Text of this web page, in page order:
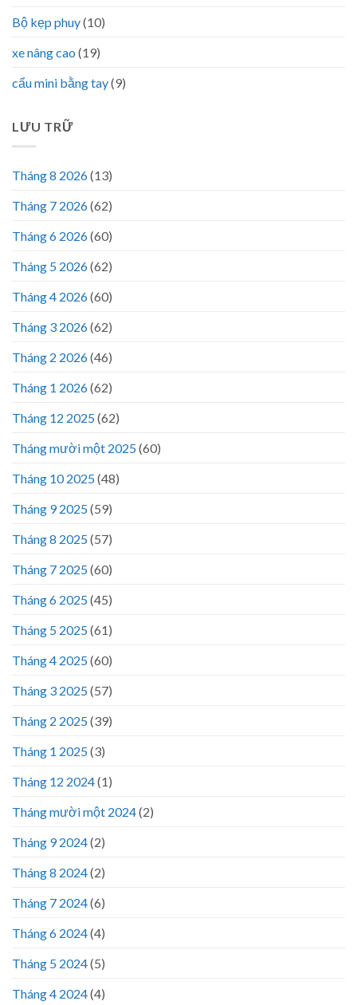
Bộ kẹp phuy(10)
xe nâng cao (19)
cẩu mini bằng tay(9)
LƯU TRỮ
Tháng 8 2026(13)
Tháng 7 2026(62)
Tháng 6 2026(60)
Tháng 5 2026(62)
Tháng 4 2026(60)
Tháng 3 2026(62)
Tháng 2 2026(46)
Tháng 1 2026(62)
Tháng 12 2025(62)
Tháng mười một 2025(60)
Tháng 10 2025(48)
Tháng 9 2025(59)
Tháng 8 2025(57)
Tháng 7 2025(60)
Tháng 6 2025(45)
Tháng 5 2025(61)
Tháng 4 2025(60)
Tháng 3 2025(57)
Tháng 2 2025(39)
Tháng 1 2025(3)
Tháng 12 2024(1)
Tháng mười một 2024(2)
Tháng 9 2024(2)
Tháng 8 2024(2)
Tháng 7 2024(6)
Tháng 6 2024(4)
Tháng 5 2024(5)
Tháng 4 2024(4)